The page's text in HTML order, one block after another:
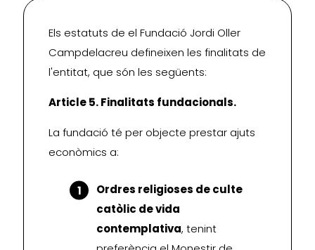
Els estatuts de el Fundació Jordi Oller
Campdelacreu defineixen les finalitats de
l'entitat, que són les següents:
Article 5. Finalitats fundacionals.
La fundació té per objecte prestar ajuts
econòmics a:
Ordres religioses de culte
catòlic de vida
contemplativa, tenint